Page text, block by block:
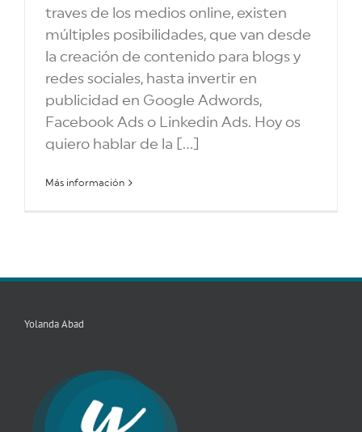
traves de los medios online, existen
múltiples posibilidades, que van desde
la creación de contenido para blogs y
redes sociales, hasta invertir en
publicidad en Google Adwords,
Facebook Ads o Linkedin Ads. Hoy os
quiero hablar de la [...]
Más información
Yolanda Abad